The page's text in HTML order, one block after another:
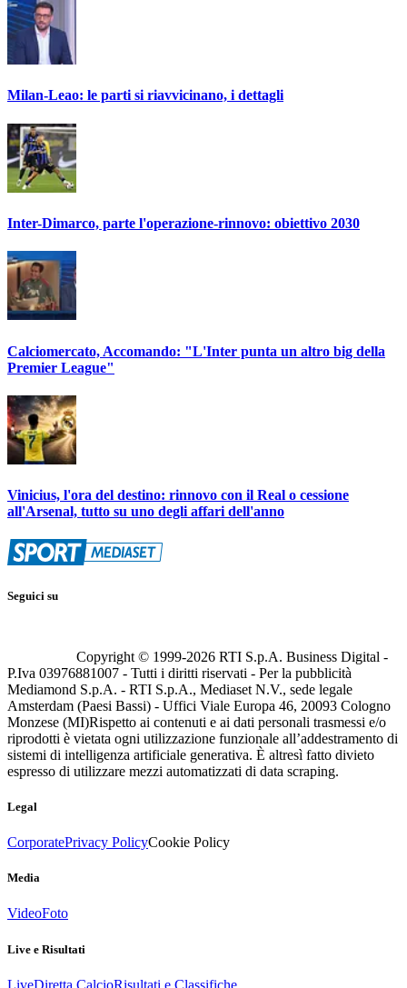
Milan-Leao: le parti si riavvicinano, i dettagli
Inter-Dimarco, parte l'operazione-rinnovo: obiettivo 2030
Calciomercato, Accomando: "L'Inter punta un altro big della
Premier League"
Vinicius, l'ora del destino: rinnovo con il Real o cessione
all'Arsenal, tutto su uno degli affari dell'anno
Seguici su
Copyright © 1999-2026 RTI S.p.A. Business Digital -
P.Iva 03976881007 - Tutti i diritti riservati - Per la pubblicità
Mediamond S.p.A. - RTI S.p.A., Mediaset N.V., sede legale
Amsterdam (Paesi Bassi) - Uffici Viale Europa 46, 20093 Cologno
Monzese (MI)Rispetto ai contenuti e ai dati personali trasmessi e/o
riprodotti è vietata ogni utilizzazione funzionale all’addestramento di
sistemi di intelligenza artificiale generativa. È altresì fatto divieto
espresso di utilizzare mezzi automatizzati di data scraping.
Legal
CorporatePrivacy PolicyCookie Policy
Media
VideoFoto
Live e Risultati
LiveDiretta CalcioRisultati e Classifiche